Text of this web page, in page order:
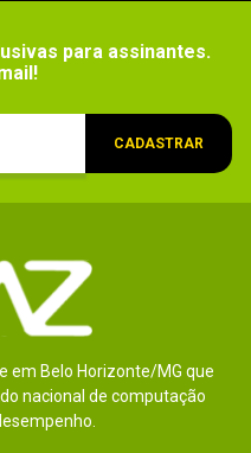
para assinantes.
CADASTRAR
em Belo Horizonte/MG que
nacional de computação